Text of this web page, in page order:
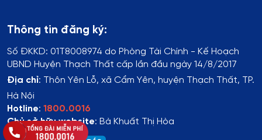
Thông tin đăng ký:
Số ĐKKD: 01T8008974 do Phòng Tài Chính - Kế Hoạch
UBND Huyện Thạch Thất cấp lần đầu ngày 14/8/2017
Địa chỉ: Thôn Yên Lỗ, xã Cẩm Yên, huyện Thạch Thất, TP.
Hà Nội
Hotline: 1800.0016
Chủ sở hữu website: Bà Khuất Thị Hòa